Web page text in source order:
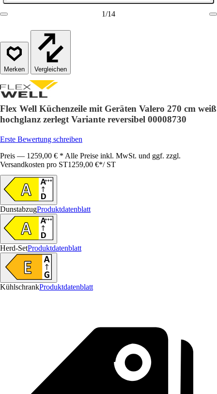
1/14
Vergleichen
Flex Well Küchenzeile mit Geräten Valero 270 cm weiß
hochglanz zerlegt Variante reversibel 00008730
Erste Bewertung schreiben
Preis — 1259,00 € * Alle Preise inkl. MwSt. und ggf. zzgl.
Versandkosten pro ST1259,00 €*/ ST
DunstabzugProduktdatenblatt
Herd-SetProduktdatenblatt
KühlschrankProduktdatenblatt